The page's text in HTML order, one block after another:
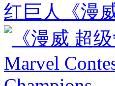
红巨人《漫